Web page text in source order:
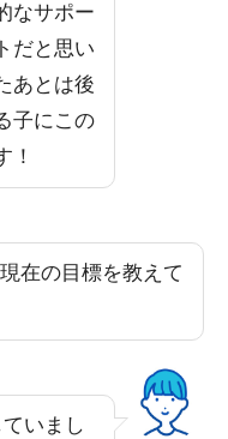
なサポー
だと思い
あとは後
子にこの
！
在の目標を教えて
いまし